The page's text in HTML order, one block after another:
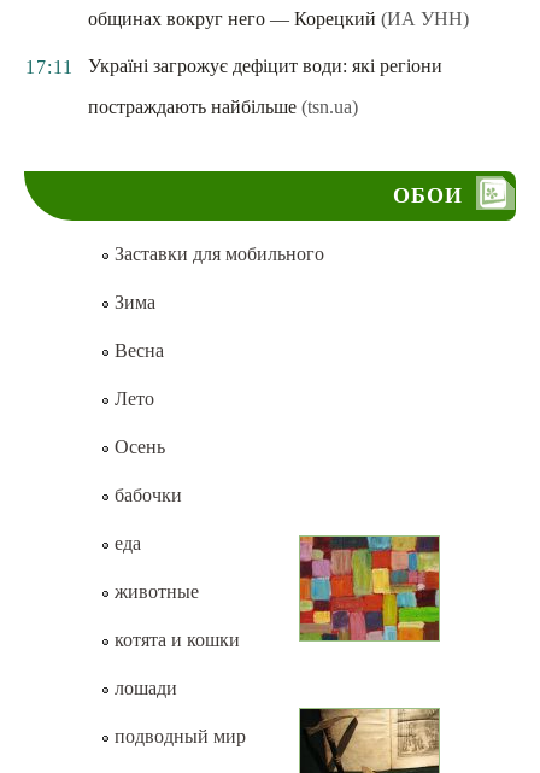
общинах вокруг него — Корецкий (ИА УНН)
17:11
Україні загрожує дефіцит води: які регіони
постраждають найбільше (tsn.ua)
ОБОИ
Заставки для мобильного
Зима
Весна
Лето
Осень
бабочки
еда
животные
котята и кошки
лошади
подводный мир